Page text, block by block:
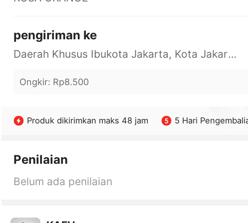
pengiriman ke
Daerah Khusus Ibukota Jakarta, Kota Jakarta Barat, Cengkareng, yy
Ongkir: Rp8.500
Produk dikirimkan maks 48 jam 5 Hari
Penilaian
Belum ada penilaian